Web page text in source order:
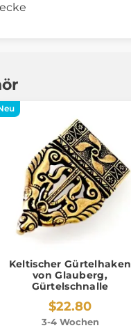
Keltischer Gürtelhaken
von Glauberg,
Gürtelschnalle
$22.80
3-4 Wochen